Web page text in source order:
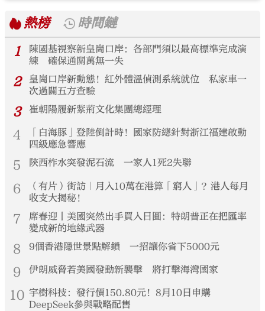
熱榜
時間鏈
1
陳國基視察新皇崗口岸：各部門須以最高標準完成演
練 確保通關萬無一失
2
皇崗口岸新動態！紅外體溫偵測系統就位 私家車一
次過關五方查驗
3 崔朝陽履新紫荊文化集團總經理
4
「白海豚」登陸倒計時！國家防總針對浙江福建啟動
四級應急響應
5 陝西柞水突發泥石流 一家人1死2失聯
6
（有片）街訪｜月入10萬在港算「窮人」？港人每月
收支大揭秘！
7
席春迎丨美國突然出手買入日圓：特朗普正在把匯率
變成新的地緣武器
8 9個香港隱世景點解鎖 一招讓你省下5000元
9 伊朗威脅若美國發動新襲擊 將打擊海灣國家
10 宇樹科技：發行價150.80元！8月10日申購
DeepSeek參與戰略配售